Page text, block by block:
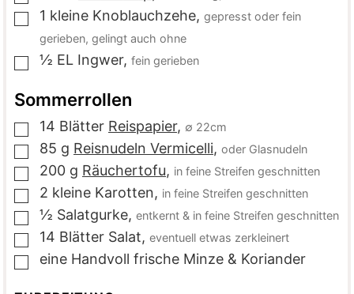
▢
1 kleine Knoblauchzehe, gepresst oder fein
gerieben, gelingt auch ohne
▢
½ EL Ingwer, fein gerieben
Sommerrollen
▢
14 Blätter Reispapier, ∅ 22cm
▢
85 g Reisnudeln Vermicelli, oder Glasnudeln
▢
200 g Räuchertofu, in feine Streifen geschnitten
▢
2 kleine Karotten, in feine Streifen geschnitten
▢
½ Salatgurke, entkernt & in feine Streifen geschnitten
▢
14 Blätter Salat, eventuell etwas zerkleinert
▢
eine Handvoll frische Minze & Koriander